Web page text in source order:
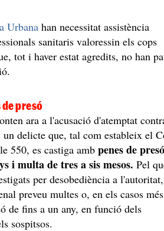
Urbana han necessitat assistència
sanitaris valoressin els cops
tot i haver estat agredits, no han
presó
ara a l'acusació d'atemptat
un delicte que, tal com estableix el
550, es castiga amb penes de presó
i multa de tres a sis mesos. Pel
per desobediència a l'autoritat,
preveu multes o, en els casos més
de fins a un any, en funció dels
sospitsos.